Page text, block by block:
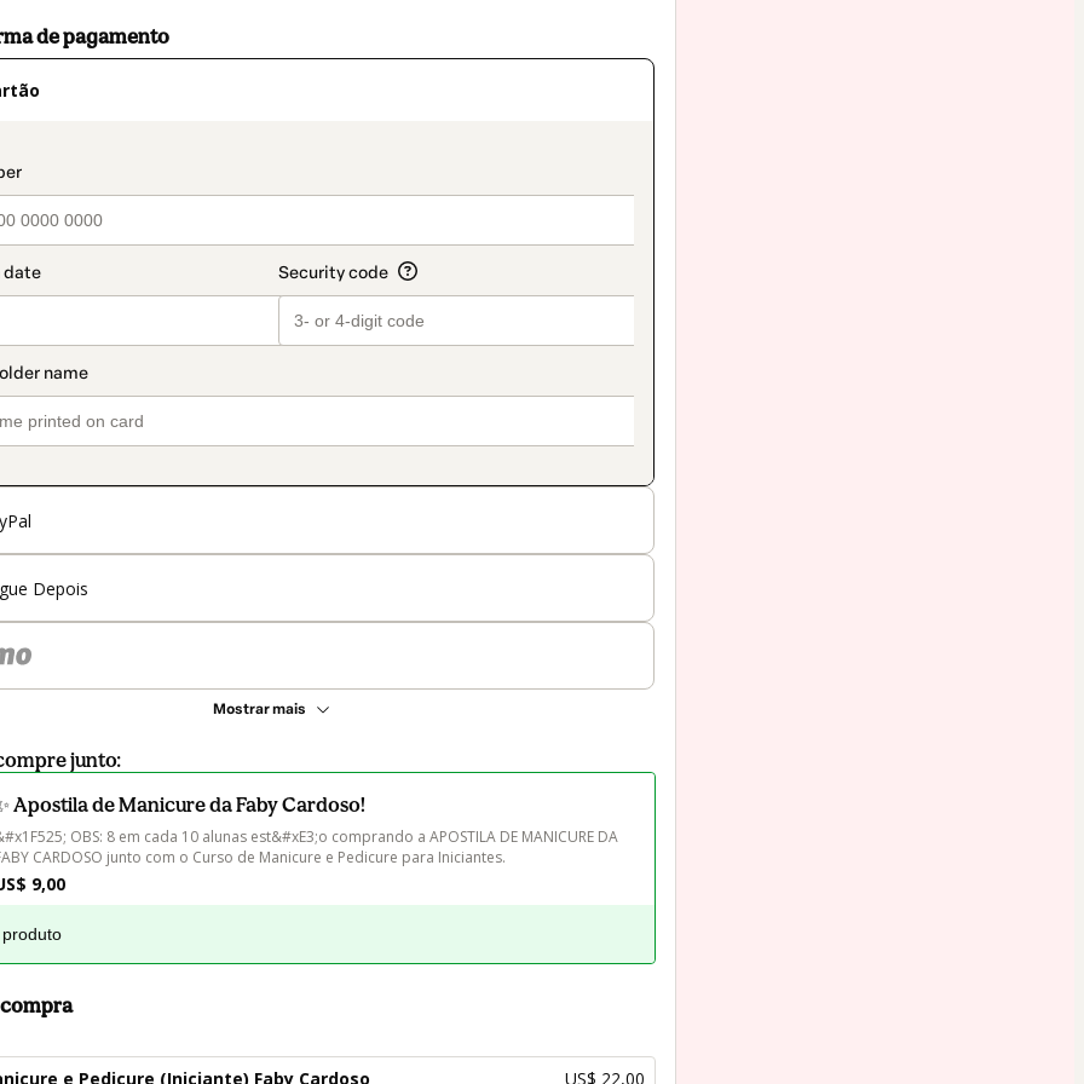
de pagamento
Depois
Mostrar mais
junto:
Apostila de Manicure da Faby Cardoso!
OBS: 8 em cada 10 alunas est&#xE3;o comprando a APOSTILA DE MANICURE DA
CARDOSO junto com o Curso de Manicure e Pedicure para Iniciantes.
9,00
e Pedicure (Iniciante) Faby Cardoso US$ 22,00